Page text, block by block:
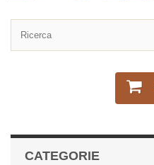
CATEGORIE